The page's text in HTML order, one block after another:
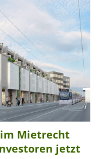
Mietrecht
jetzt